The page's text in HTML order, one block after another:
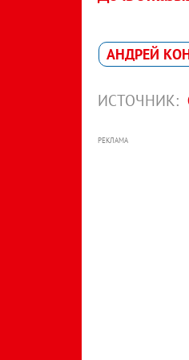
АНДРЕЙ
ИСТОЧНИК:
РЕКЛАМА